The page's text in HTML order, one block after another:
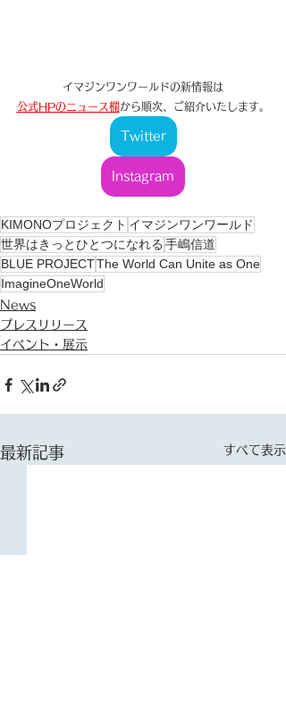
イマジンワンワールドの新情報は
公式HPのニュース欄から順次、ご紹介いたします。
Twitter
Instagram
KIMONOプロジェクト イマジンワンワールド
世界はきっとひとつになれる 手嶋信道
BLUE PROJECTThe World Can Unite as One
ImagineOneWorld
News
プレスリリース
イベント・展示
最新記事 すべて表示